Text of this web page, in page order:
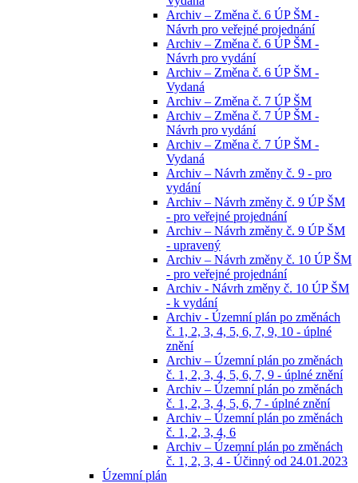
Archiv – Změna č. 6 ÚP ŠM -
Návrh pro veřejné projednání
Archiv – Změna č. 6 ÚP ŠM -
Návrh pro vydání
Archiv – Změna č. 6 ÚP ŠM -
Vydaná
Archiv – Změna č. 7 ÚP ŠM
Archiv – Změna č. 7 ÚP ŠM -
Návrh pro vydání
Archiv – Změna č. 7 ÚP ŠM -
Vydaná
Archiv – Návrh změny č. 9 - pro
vydání
Archiv – Návrh změny č. 9 ÚP ŠM
- pro veřejné projednání
Archiv – Návrh změny č. 9 ÚP ŠM
- upravený
Archiv – Návrh změny č. 10 ÚP ŠM
- pro veřejné projednání
Archiv - Návrh změny č. 10 ÚP ŠM
- k vydání
Archiv - Územní plán po změnách
č. 1, 2, 3, 4, 5, 6, 7, 9, 10 - úplné
znění
Archiv – Územní plán po změnách
č. 1, 2, 3, 4, 5, 6, 7, 9 - úplné znění
Archiv – Územní plán po změnách
č. 1, 2, 3, 4, 5, 6, 7 - úplné znění
Archiv – Územní plán po změnách
č. 1, 2, 3, 4, 6
Archiv – Územní plán po změnách
č. 1, 2, 3, 4 - Účinný od 24.01.2023
Územní plán